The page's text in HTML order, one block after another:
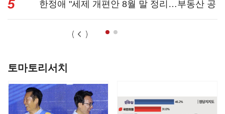
었다" 격앙...
5 한정애 "세제 개편안 8월 말 정리…부동산 공
급도 논의"...
토마토리서치